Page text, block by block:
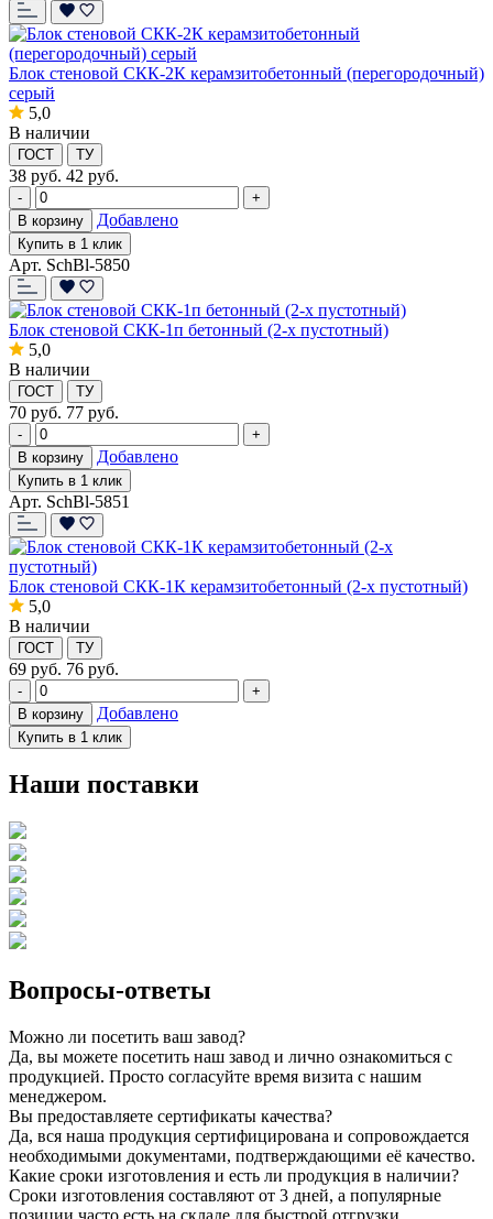
Блок стеновой СКК-2К керамзитобетонный (перегородочный)
серый
5,0
В наличии
ГОСТ ТУ
38 руб. 42 руб.
-
+
В корзину
Добавлено
Купить в 1 клик
Арт. SchBl-5850
Блок стеновой СКК-1п бетонный (2-х пустотный)
5,0
В наличии
ГОСТ ТУ
70 руб. 77 руб.
-
+
В корзину
Добавлено
Купить в 1 клик
Арт. SchBl-5851
Блок стеновой СКК-1К керамзитобетонный (2-х пустотный)
5,0
В наличии
ГОСТ ТУ
69 руб. 76 руб.
-
+
В корзину
Добавлено
Купить в 1 клик
Наши поставки
Вопросы-ответы
Можно ли посетить ваш завод?
Да, вы можете посетить наш завод и лично ознакомиться с
продукцией. Просто согласуйте время визита с нашим
менеджером.
Вы предоставляете сертификаты качества?
Да, вся наша продукция сертифицирована и сопровождается
необходимыми документами, подтверждающими её качество.
Какие сроки изготовления и есть ли продукция в наличии?
Сроки изготовления составляют от 3 дней, а популярные